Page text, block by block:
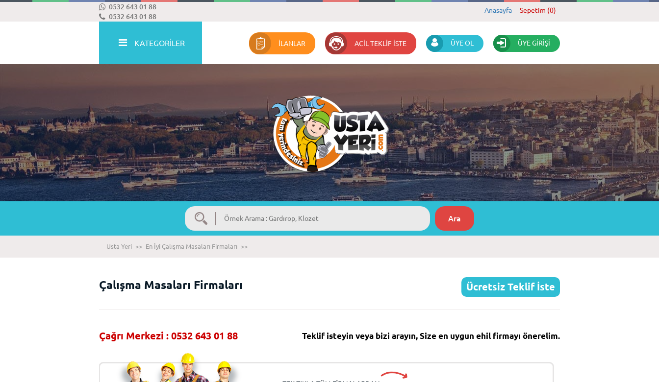
0532 643 01 88
0532 643 01 88
Anasayfa Sepetim (0)
KATEGORİLER İLANLAR ACİL TEKLİF İSTE ÜYE OL ÜYE GİRİŞİ
Usta Yeri >> En İyi Çalışma Masaları Firmaları >>
Çalışma Masaları Firmaları Ücretsiz Teklif İste
Çağrı Merkezi : 0532 643 01 88 Teklif isteyin veya bizi arayın, Size en uygun ehil firmayı önerelim.